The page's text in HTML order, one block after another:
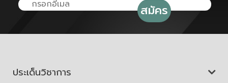
ประเด็นวิชาการ